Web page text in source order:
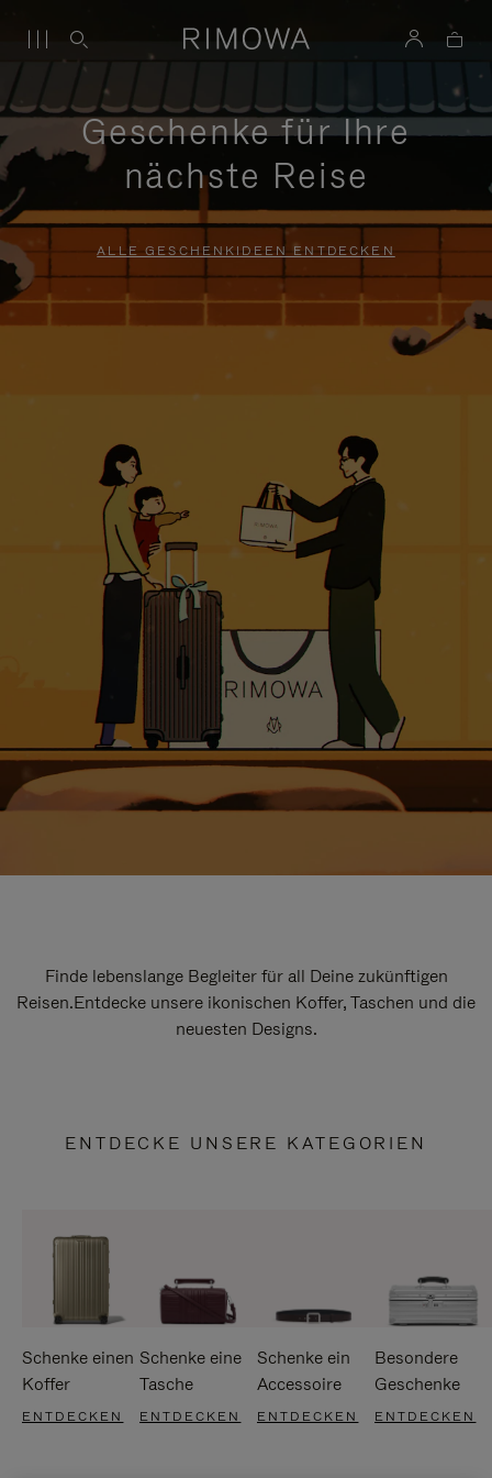
Geschenke für Ihre
nächste Reise
ALLE GESCHENKIDEEN ENTDECKEN
Finde lebenslange Begleiter für all Deine zukünftigen
Reisen.Entdecke unsere ikonischen Koffer, Taschen und die
neuesten Designs.
ENTDECKE UNSERE KATEGORIEN
Schenke einen
Koffer
ENTDECKEN
Schenke eine
Tasche
ENTDECKEN
Schenke ein
Accessoire
ENTDECKEN
Besondere
Geschenke
ENTDECKEN